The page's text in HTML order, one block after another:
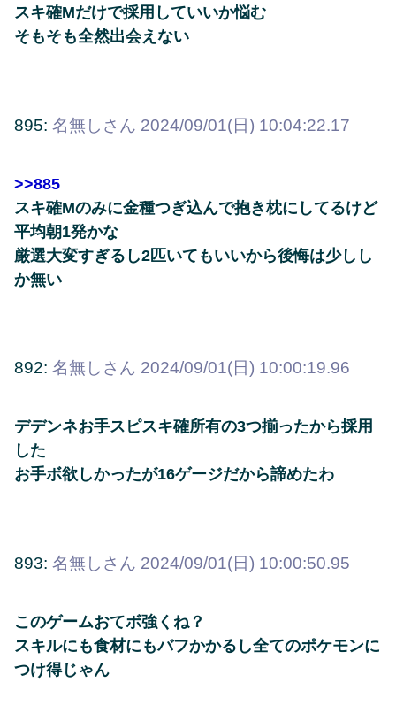
スキ確Mだけで採用していいか悩む
そもそも全然出会えない
895: 名無しさん 2024/09/01(日) 10:04:22.17
>>885
スキ確Mのみに金種つぎ込んで抱き枕にしてるけど
平均朝1発かな
厳選大変すぎるし2匹いてもいいから後悔は少しし
か無い
892: 名無しさん 2024/09/01(日) 10:00:19.96
デデンネお手スピスキ確所有の3つ揃ったから採用
した
お手ボ欲しかったが16ゲージだから諦めたわ
893: 名無しさん 2024/09/01(日) 10:00:50.95
このゲームおてボ強くね？
スキルにも食材にもバフかかるし全てのポケモンに
つけ得じゃん